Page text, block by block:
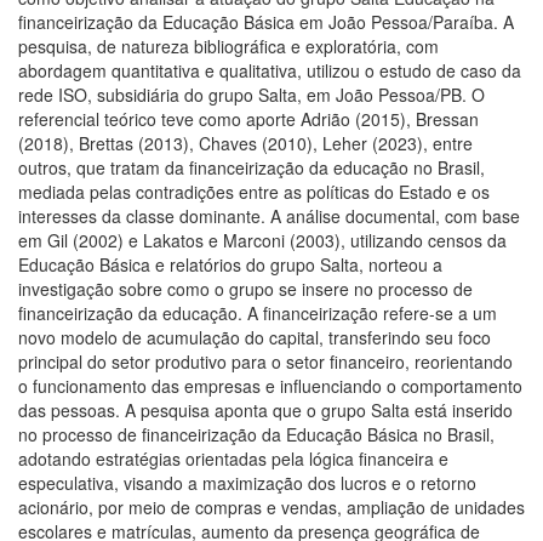
financeirização da Educação Básica em João Pessoa/Paraíba. A
pesquisa, de natureza bibliográfica e exploratória, com
abordagem quantitativa e qualitativa, utilizou o estudo de caso da
rede ISO, subsidiária do grupo Salta, em João Pessoa/PB. O
referencial teórico teve como aporte Adrião (2015), Bressan
(2018), Brettas (2013), Chaves (2010), Leher (2023), entre
outros, que tratam da financeirização da educação no Brasil,
mediada pelas contradições entre as políticas do Estado e os
interesses da classe dominante. A análise documental, com base
em Gil (2002) e Lakatos e Marconi (2003), utilizando censos da
Educação Básica e relatórios do grupo Salta, norteou a
investigação sobre como o grupo se insere no processo de
financeirização da educação. A financeirização refere-se a um
novo modelo de acumulação do capital, transferindo seu foco
principal do setor produtivo para o setor financeiro, reorientando
o funcionamento das empresas e influenciando o comportamento
das pessoas. A pesquisa aponta que o grupo Salta está inserido
no processo de financeirização da Educação Básica no Brasil,
adotando estratégias orientadas pela lógica financeira e
especulativa, visando a maximização dos lucros e o retorno
acionário, por meio de compras e vendas, ampliação de unidades
escolares e matrículas, aumento da presença geográfica de